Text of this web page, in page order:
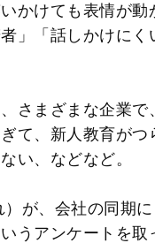
かけても表情が動
」「話しかけにく
さまざまな企業
て、新人教育がつ
い、などなど。
が、会社の同期
うアンケートを取